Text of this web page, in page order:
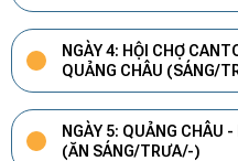
NGÀY 4: HỘI CHỢ
QUẢNG CHÂU (SÁNG/
NGÀY 5: QUẢNG CHÂU
(ĂN SÁNG/TRƯA/-)